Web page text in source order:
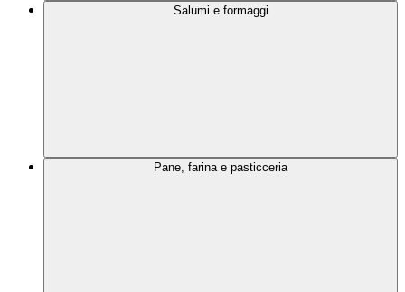
Salumi e formaggi
Pane, farina e pasticceria